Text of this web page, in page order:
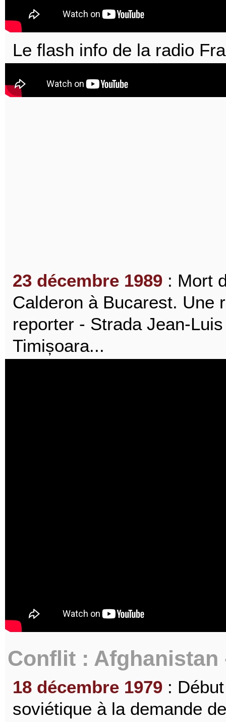
Le flash info de la radio
23 décembre 1989 : Mort
Calderon à Bucarest. Une
reporter - Strada Jean-
Timișoara...
Conflit : Afghanistan
18 décembre 1979 :
soviétique à la demande